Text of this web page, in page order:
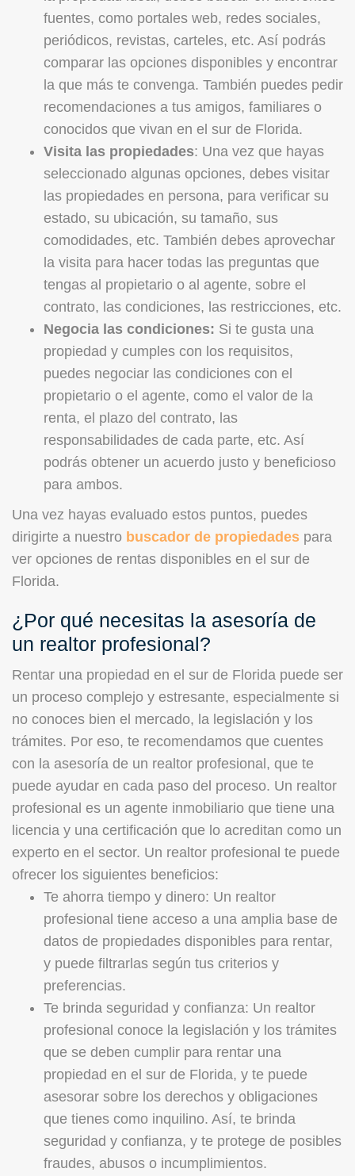
fuentes, como portales web, redes sociales,
periódicos, revistas, carteles, etc. Así podrás
comparar las opciones disponibles y encontrar
la que más te convenga. También puedes pedir
recomendaciones a tus amigos, familiares o
conocidos que vivan en el sur de Florida.
Visita las propiedades: Una vez que hayas
seleccionado algunas opciones, debes visitar
las propiedades en persona, para verificar su
estado, su ubicación, su tamaño, sus
comodidades, etc. También debes aprovechar
la visita para hacer todas las preguntas que
tengas al propietario o al agente, sobre el
contrato, las condiciones, las restricciones, etc.
Negocia las condiciones: Si te gusta una
propiedad y cumples con los requisitos,
puedes negociar las condiciones con el
propietario o el agente, como el valor de la
renta, el plazo del contrato, las
responsabilidades de cada parte, etc. Así
podrás obtener un acuerdo justo y beneficioso
para ambos.
Una vez hayas evaluado estos puntos, puedes
dirigirte a nuestro buscador de propiedades para
ver opciones de rentas disponibles en el sur de
Florida.
¿Por qué necesitas la asesoría de
un realtor profesional?
Rentar una propiedad en el sur de Florida puede ser
un proceso complejo y estresante, especialmente si
no conoces bien el mercado, la legislación y los
trámites. Por eso, te recomendamos que cuentes
con la asesoría de un realtor profesional, que te
puede ayudar en cada paso del proceso. Un realtor
profesional es un agente inmobiliario que tiene una
licencia y una certificación que lo acreditan como un
experto en el sector. Un realtor profesional te puede
ofrecer los siguientes beneficios:
Te ahorra tiempo y dinero: Un realtor
profesional tiene acceso a una amplia base de
datos de propiedades disponibles para rentar,
y puede filtrarlas según tus criterios y
preferencias.
Te brinda seguridad y confianza: Un realtor
profesional conoce la legislación y los trámites
que se deben cumplir para rentar una
propiedad en el sur de Florida, y te puede
asesorar sobre los derechos y obligaciones
que tienes como inquilino. Así, te brinda
seguridad y confianza, y te protege de posibles
fraudes, abusos o incumplimientos.